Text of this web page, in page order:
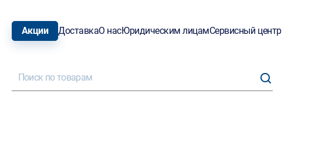
Акции ДоставкаО насЮридическим лицамСервисный центр